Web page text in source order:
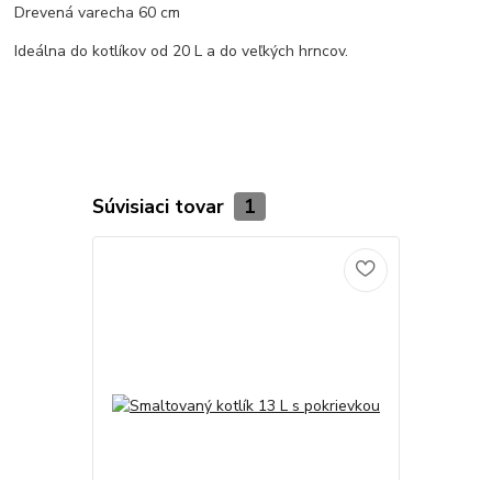
Drevená varecha 60 cm
Ideálna do kotlíkov od 20 L a do veľkých hrncov.
Súvisiaci tovar 1